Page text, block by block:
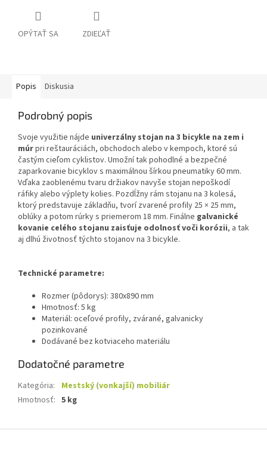
OPÝTAŤ SA ZDIEĽAŤ
Popis Diskusia
Podrobný popis
Svoje využitie nájde univerzálny stojan na 3 bicykle na zem i
múrpri reštauráciách, obchodoch alebo v kempoch, ktoré sú
častým cieľom cyklistov. Umožní tak pohodlné a bezpečné
zaparkovanie bicyklov s maximálnou šírkou pneumatiky 60 mm.
Vďaka zaoblenému tvaru držiakov navyše stojan nepoškodí
ráfiky alebo výplety kolies. Pozdĺžny rám stojanu na 3 kolesá,
ktorý predstavuje základňu, tvorí zvarené profily 25 × 25 mm,
oblúky a potom rúrky s priemerom 18 mm. Finálne galvanické
kovanie celého stojanu zaisťuje odolnosť voči korózii, a tak
aj dlhú životnosť týchto stojanov na 3 bicykle.
Technické parametre:
Rozmer (pôdorys): 380x890 mm
Hmotnosť: 5 kg
Materiál: oceľové profily, zvárané, galvanicky
pozinkované
Dodávané bez kotviaceho materiálu
Dodatočné parametre
Kategória:
Mestský (vonkajší) mobiliár
Hmotnosť: 5 kg